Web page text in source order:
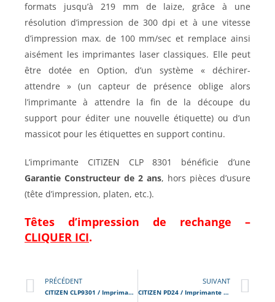
formats jusqu’à 219 mm de laize, grâce à une
résolution d’impression de 300 dpi et à une vitesse
d’impression max. de 100 mm/sec et remplace ainsi
aisément les imprimantes laser classiques. Elle peut
être dotée en Option, d’un système « déchirer-
attendre » (un capteur de présence oblige alors
l’imprimante à attendre la fin de la découpe du
support pour éditer une nouvelle étiquette) ou d’un
massicot pour les étiquettes en support continu.
L’imprimante CITIZEN CLP 8301 bénéficie d’une
Garantie Constructeur de 2 ans, hors pièces d’usure
(tête d’impression, platen, etc.).
Têtes d’impression de rechange –
CLIQUER ICI.
PRÉCÉDENT
CITIZEN CLP9301 / Imprimante d’étiquettes industrielle
SUIVANT
CITIZEN PD24 / Imprimante Portable